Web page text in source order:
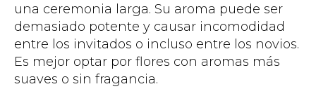
una ceremonia larga. Su aroma puede ser
demasiado potente y causar incomodidad
entre los invitados o incluso entre los novios.
Es mejor optar por flores con aromas más
suaves o sin fragancia.